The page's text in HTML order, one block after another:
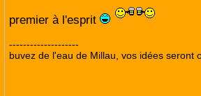
premier à l'esprit
--------------------
buvez de l'eau de Millau, vos idées seront